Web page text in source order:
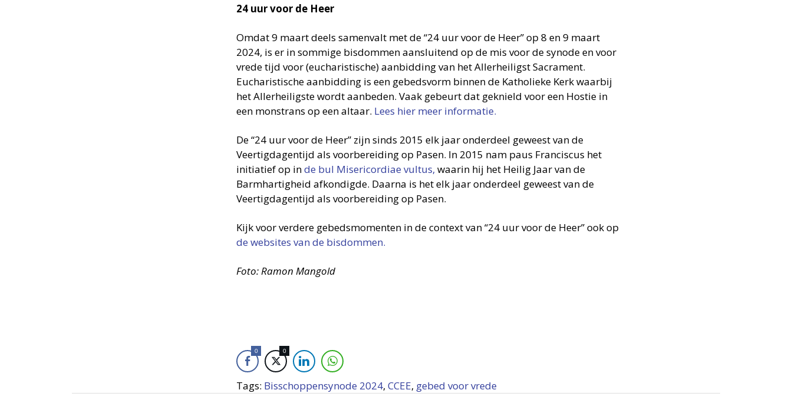
24 uur voor de Heer
Omdat 9 maart deels samenvalt met de “24 uur voor de Heer” op 8 en 9 maart
2024, is er in sommige bisdommen aansluitend op de mis voor de synode en voor
vrede tijd voor (eucharistische) aanbidding van het Allerheiligst Sacrament.
Eucharistische aanbidding is een gebedsvorm binnen de Katholieke Kerk waarbij
het Allerheiligste wordt aanbeden. Vaak gebeurt dat geknield voor een Hostie in
een monstrans op een altaar. Lees hier meer informatie.
De “24 uur voor de Heer” zijn sinds 2015 elk jaar onderdeel geweest van de
Veertigdagentijd als voorbereiding op Pasen. In 2015 nam paus Franciscus het
initiatief op inde bul Misericordiae vultus, waarin hij het Heilig Jaar van de
Barmhartigheid afkondigde. Daarna is het elk jaar onderdeel geweest van de
Veertigdagentijd als voorbereiding op Pasen.
Kijk voor verdere gebedsmomenten in de context van “24 uur voor de Heer” ook op
de websites van de bisdommen.
Foto: Ramon Mangold
0 0
Tags: Bisschoppensynode 2024, CCEE, gebed voor vrede